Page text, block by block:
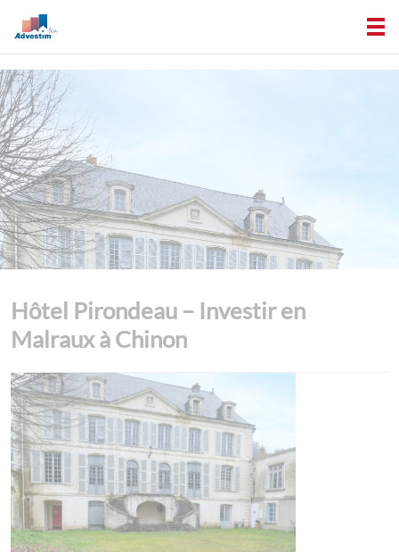
Hôtel Pirondeau – Investir en
Malraux à Chinon